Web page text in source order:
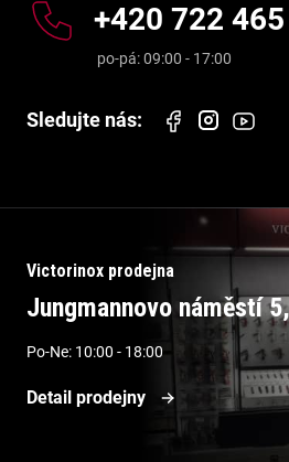
+420 722
Victorinox prodejna
Jungmannovo náměstí
Po-Ne: 10:00 - 18:00
Detail prodejny